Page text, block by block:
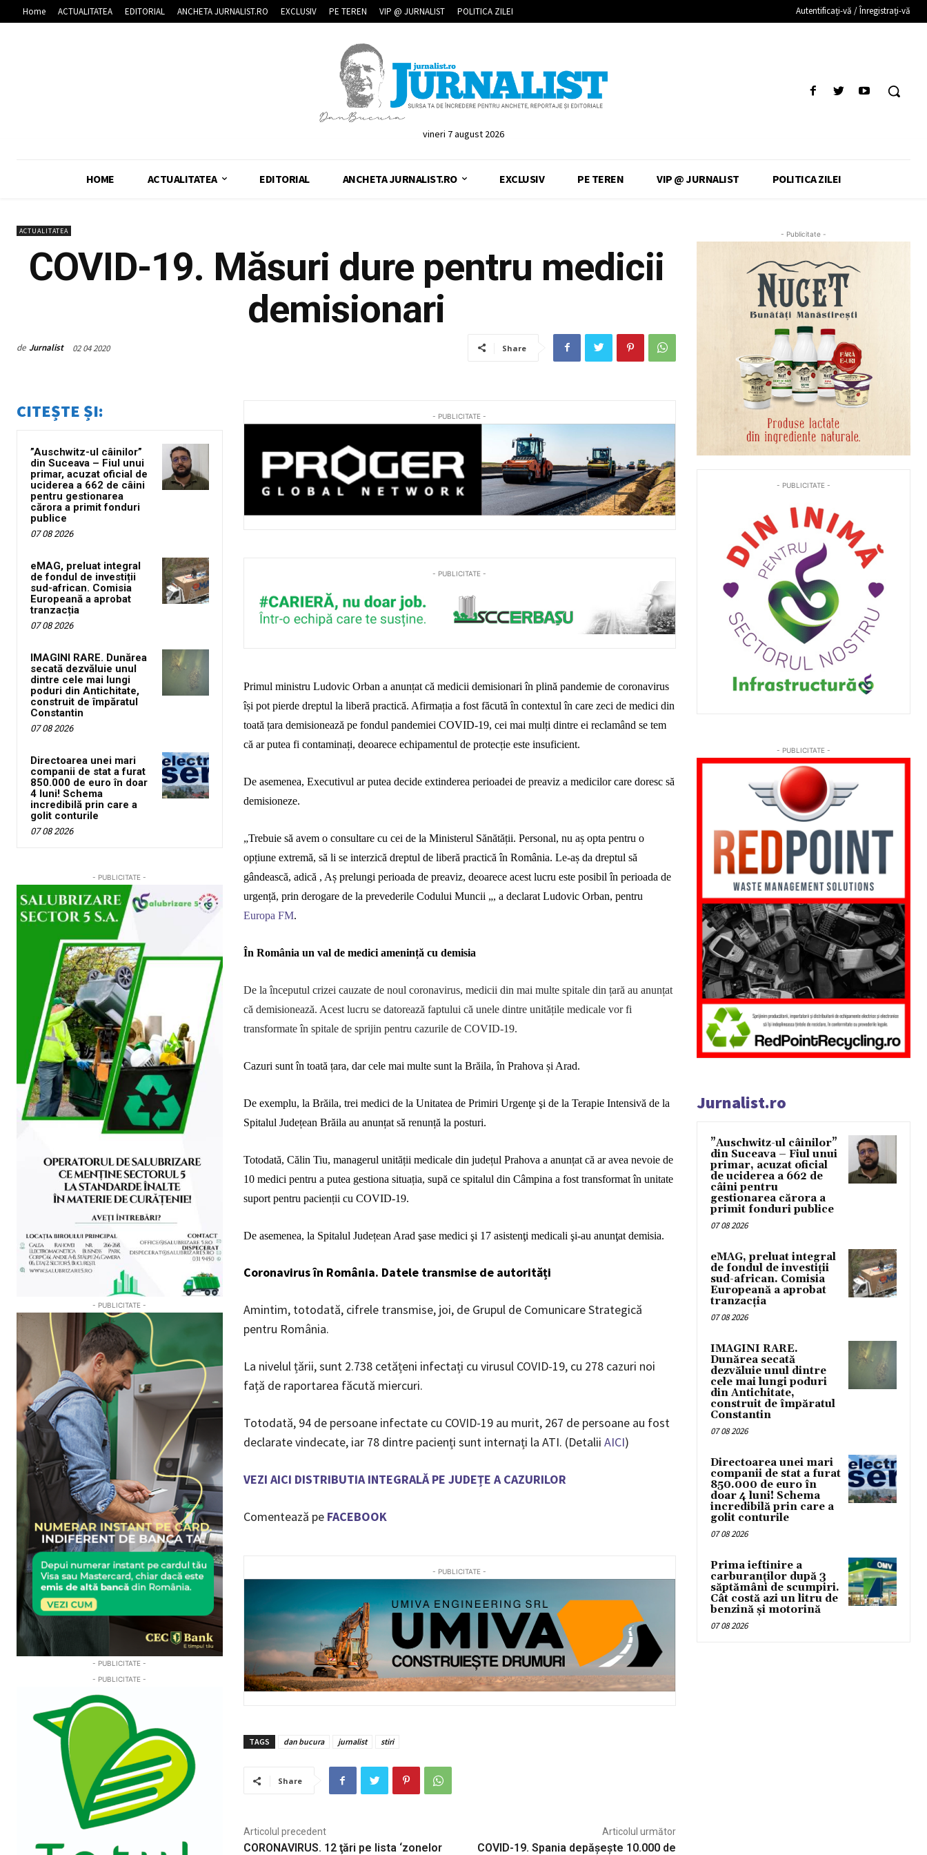
Home ACTUALITATEA EDITORIAL ANCHETA JURNALIST.RO EXCLUSIV PE TEREN VIP @ JURNALIST POLITICA ZILEI Autentificați-vă / Înregistrați-vă
vineri 7 august 2026
HOME ACTUALITATEA EDITORIAL ANCHETA JURNALIST.RO EXCLUSIV PE TEREN VIP @ JURNALIST POLITICA ZILEI
ACTUALITATEA
COVID-19. Măsuri dure pentru medicii
demisionari
de Jurnalist 02 04 2020 Share
CITEȘTE ȘI:
”Auschwitz-ul câinilor”
din Suceava – Fiul unui
primar, acuzat oficial de
uciderea a 662 de câini
pentru gestionarea
cărora a primit fonduri
publice
07 08 2026
eMAG, preluat integral
de fondul de investiții
sud-african. Comisia
Europeană a aprobat
tranzacția
07 08 2026
IMAGINI RARE. Dunărea
secată dezvăluie unul
dintre cele mai lungi
poduri din Antichitate,
construit de împăratul
Constantin
07 08 2026
Directoarea unei mari
companii de stat a furat
850.000 de euro în doar
4 luni! Schema
incredibilă prin care a
golit conturile
07 08 2026
- PUBLICITATE -
- PUBLICITATE -
- PUBLICITATE -
- PUBLICITATE -
- PUBLICITATE -
- PUBLICITATE -
Primul ministru Ludovic Orban a anunțat că medicii demisionari în plină pandemie de coronavirus
își pot pierde dreptul la liberă practică. Afirmația a fost făcută în contextulîn carezeci de medici din
toată țara demisionează pe fondul pandemiei COVID-19, cei mai mulți dintre ei reclamând se tem
că ar putea fi contaminați, deoarece echipamentul de protecție este insuficient.
De asemenea, Executivul ar putea decide extinderea perioadei de preaviz a medicilor care doresc să
demisioneze.
„Trebuie să avem o consultare cu cei de la Ministerul Sănătății. Personal, nu aș opta pentru o
opțiune extremă, să li se interzică dreptul de liberă practică în România. Le-aș da dreptul să
gândească, adică , Aș prelungi perioada de preaviz, deoarece acest lucru este posibil în perioada de
urgență, prin derogare de la prevederile Codului Muncii „, a declarat Ludovic Orban, pentru
Europa FM.
În România un val de medici amenință cu demisia
De la începutul crizei cauzate de noul coronavirus, medicii din mai multe spitale din țară au anunțat
că demisionează. Acest lucru se datorează faptului că unele dintre unitățile medicale vor fi
transformate în spitale de sprijin pentru cazurile de COVID-19.
Cazuri sunt în toată țara, dar cele mai multe sunt la Brăila, în Prahova și Arad.
De exemplu, la Brăila, trei medici de la Unitatea de Primiri Urgenţe şi de la Terapie Intensivă de la
Spitalul Județean Brăila au anunțat să renunță la posturi.
Totodată, Călin Tiu, managerul unității medicale din județul Prahova a anunțat că ar avea nevoie de
10 medici pentru a putea gestiona situația, supă cespitalul din Câmpina a fost transformat în unitate
suport pentru pacienții cu COVID-19.
De asemenea, la Spitalul Județean Arad şase medici şi 17 asistenţi medicali şi-au anunţat demisia.
Coronavirus în România. Datele transmise de autorități
Amintim, totodată, cifrele transmise, joi, de Grupul de Comunicare Strategică
pentru România.
La nivelul țării, sunt 2.738 cetățeni infectați cu virusul COVID-19, cu 278 cazuri noi
față de raportarea făcută miercuri.
Totodată, 94 de persoane infectate cu COVID-19 au murit, 267 de persoane au fost
declarate vindecate, iar 78 dintre pacienți sunt internați la ATI. (Detalii AICI)
VEZI AICI DISTRIBUTIA INTEGRALĂ PE JUDEȚE A CAZURILOR
Comentează pe FACEBOOK
- PUBLICITATE -
TAGS dan bucura jurnalist stiri
Share
Articolul precedent
CORONAVIRUS. 12 ţări pe lista ‘zonelor
Articolul următor
COVID-19. Spania depășește 10.000 de
- Publicitate -
- PUBLICITATE -
- PUBLICITATE -
Jurnalist.ro
”Auschwitz-ul câinilor”
din Suceava – Fiul unui
primar, acuzat oficial
de uciderea a 662 de
câini pentru
gestionarea cărora a
primit fonduri publice
07 08 2026
eMAG, preluat integral
de fondul de investiții
sud-african. Comisia
Europeană a aprobat
tranzacția
07 08 2026
IMAGINI RARE.
Dunărea secată
dezvăluie unul dintre
cele mai lungi poduri
din Antichitate,
construit de împăratul
Constantin
07 08 2026
Directoarea unei mari
companii de stat a furat
850.000 de euro în
doar 4 luni! Schema
incredibilă prin care a
golit conturile
07 08 2026
Prima ieftinire a
carburanților după 3
săptămâni de scumpiri.
Cât costă azi un litru de
benzină și motorină
07 08 2026